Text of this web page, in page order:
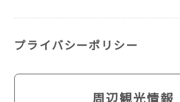
プライバシーポリシー
周辺観光情報